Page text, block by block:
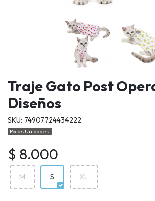
Traje Gato Post
Diseños
SKU: 74907724434222
Pocas Unidades.
$ 8.000
M S XL